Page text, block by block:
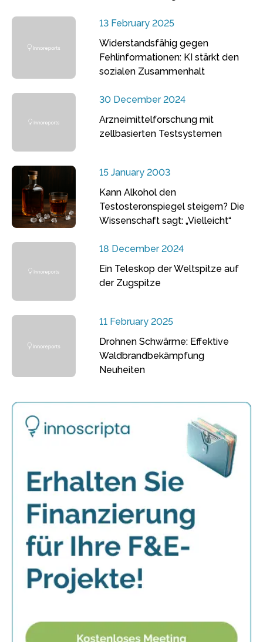
13 February 2025
Widerstandsfähig gegen
Fehlinformationen: KI stärkt den
sozialen Zusammenhalt
30 December 2024
Arzneimittelforschung mit
zellbasierten Testsystemen
15 January 2003
Kann Alkohol den
Testosteronspiegel steigern? Die
Wissenschaft sagt: „Vielleicht“
18 December 2024
Ein Teleskop der Weltspitze auf
der Zugspitze
11 February 2025
Drohnen Schwärme: Effektive
Waldbrandbekämpfung
Neuheiten